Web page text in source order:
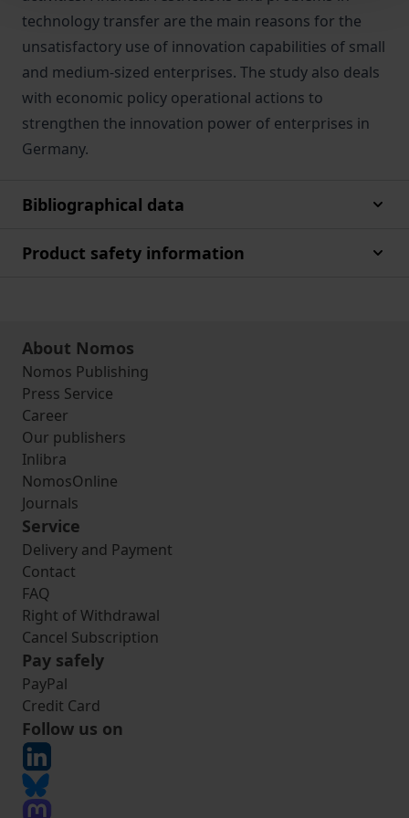
technology transfer are the main reasons for the
unsatisfactory use of innovation capabilities of small
and medium-sized enterprises. The study also deals
with economic policy operational actions to
strengthen the innovation power of enterprises in
Germany.
Bibliographical data
Product safety information
About Nomos
Nomos Publishing
Press Service
Career
Our publishers
Inlibra
NomosOnline
Journals
Service
Delivery and Payment
Contact
FAQ
Right of Withdrawal
Cancel Subscription
Pay safely
PayPal
Credit Card
Follow us on